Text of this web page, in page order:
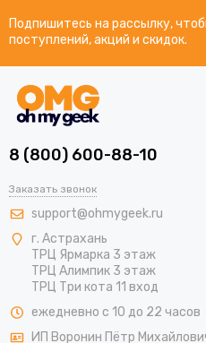
Подпишитесь на рассылку,
поступлений, акций и скидок.
8 (800) 600-88-10
Заказать звонок
support@ohmygeek.ru
г. Астрахань
ТРЦ Ярмарка 3 этаж
ТРЦ Алимпик 3 этаж
ТРЦ Три кота 11 вход
ежедневно с 10 до 22 часов
ИП Воронин Пётр